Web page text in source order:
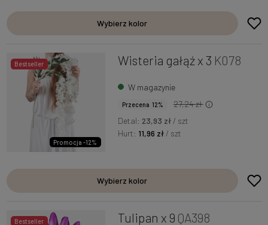
Wybierz kolor
Bestseller
Promocja -12%
Wisteria gałąź x 3 K078
W magazynie
Przecena 12%
27,24 zł
Detal: 23,93 zł / szt
Hurt: 11,96 zł / szt
Wybierz kolor
Bestseller Tulipan x 9 QA398